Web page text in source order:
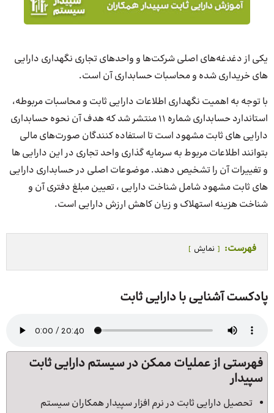
یکی از دغدغه‌های اصلی شرکت‌ها و واحدهای تجاری نگهداری دارایی‌
های خریداری شده و محاسبات حسابداری آن است.
با توجه به اهمیت نگهداری اطلاعات دارایی ثابت و محاسبات مربوطه،
استاندارد حسابداری شماره 11 منتشر شد که هدف آن نحوه‌ حسابداری‌
دارایی‌ های‌‌ ثابت مشهود است تا‌ استفاده‌ کنندگان صورت‌های مالی
بتوانند اطلاعات مربوط به سرمایه‌ گذاری واحد تجاری در این دارایی‌ ها
و تغییرات آن را تشخیص دهند. موضوعات اصلی در حسابداری دارایی‌
های ثابت مشهود شامل شناخت دارایی ، تعیین مبلغ دفتری آن و
شناخت هزینه‌ استهلاک و زیان کاهش ارزش دارایی‌ است‌.
فهرست: نمایش
پادکست آشنایی با دارایی ثابت
فهرستی از عملیات ممکن در سیستم دارایی ثابت
سپیدار
تحصیل دارایی ثابت در نرم افزار سپیدار همکاران سیستم